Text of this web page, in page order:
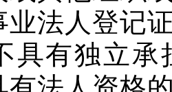
业法人登记
具有独立